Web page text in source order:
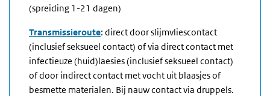
(spreiding 1-21 dagen)
Transmissieroute: direct door slijmvliescontact
(inclusief seksueel contact) of via direct contact met
infectieuze (huid)laesies (inclusief seksueel contact)
of door indirect contact met vocht uit blaasjes of
besmette materialen. Bij nauw contact via druppels.